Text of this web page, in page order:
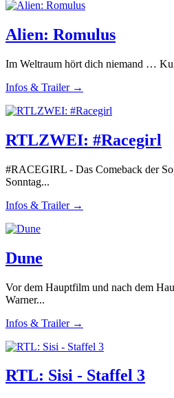
Alien: Romulus
Im Weltraum hört dich niemand …
Infos & Trailer →
RTLZWEI: #Racegirl
#RACEGIRL - Das Comeback der
Sonntag...
Infos & Trailer →
Dune
Vor dem Hauptfilm und nach dem
Warner...
Infos & Trailer →
RTL: Sisi - Staffel 3